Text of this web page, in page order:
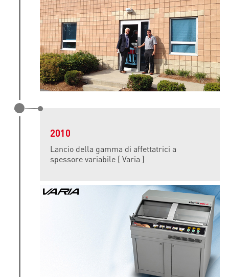
2010
Lancio della gamma di affettatrici a
spessore variabile ( Varia )